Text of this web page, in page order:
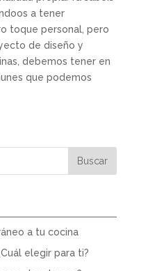
a tener
toque personal, pero
de diseño y
debemos tener en
que podemos
a tu cocina
elegir para ti?